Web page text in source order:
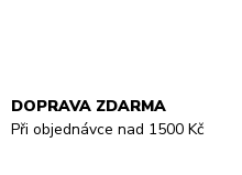
DOPRAVA ZDARMA
Při objednávce nad 1500 Kč